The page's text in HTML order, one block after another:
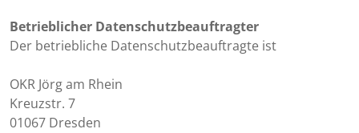
Betrieblicher Datenschutzbeauftragter
Der betriebliche Datenschutzbeauftragte ist
OKR Jörg am Rhein
Kreuzstr. 7
01067 Dresden